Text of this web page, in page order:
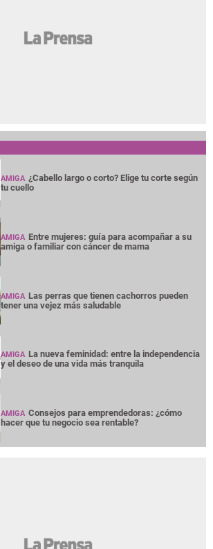
AMIGA ¿Cabello largo o corto? Elige tu corte según
tu cuello
AMIGA Entre mujeres: guía para acompañar a su
amiga o familiar con cáncer de mama
AMIGA Las perras que tienen cachorros pueden
tener una vejez más saludable
AMIGA La nueva feminidad: entre la independencia
y el deseo de una vida más tranquila
AMIGA Consejos para emprendedoras: ¿cómo
hacer que tu negocio sea rentable?